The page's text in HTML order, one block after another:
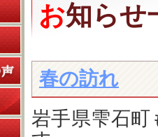
お知ら
春の訪れ
岩手県雫石